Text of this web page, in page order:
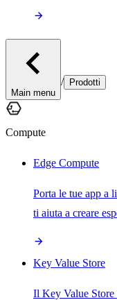
Main menu
/ Prodotti
Compute
Edge Compute
Porta le tue app a
ti aiuta a creare
Key Value Store
Il Key Value Store